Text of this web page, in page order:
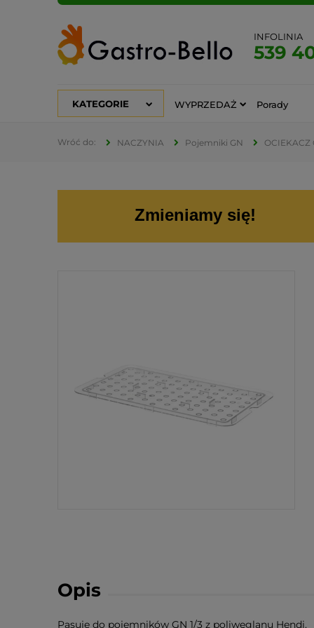
INFOLINIA
539
KATEGORIE WYPRZEDAŻ Porady
NACZYNIA Pojemniki GN OCIEKACZ
Zmieniamy się!
Opis
Pasuje do pojemników GN 1/3 z poliwęglanu Hendi.